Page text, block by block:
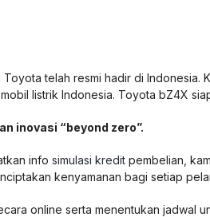
telah resmi hadir di Indonesia.
listrik Indonesia. Toyota bZ4X
inovasi “beyond zero”.
info simulasi kredit pembelian
kenyamanan bagi setiap
online serta menentukan jadwal